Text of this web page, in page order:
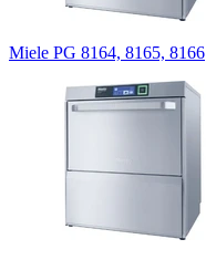
Miele PG 8164, 8165, 8166